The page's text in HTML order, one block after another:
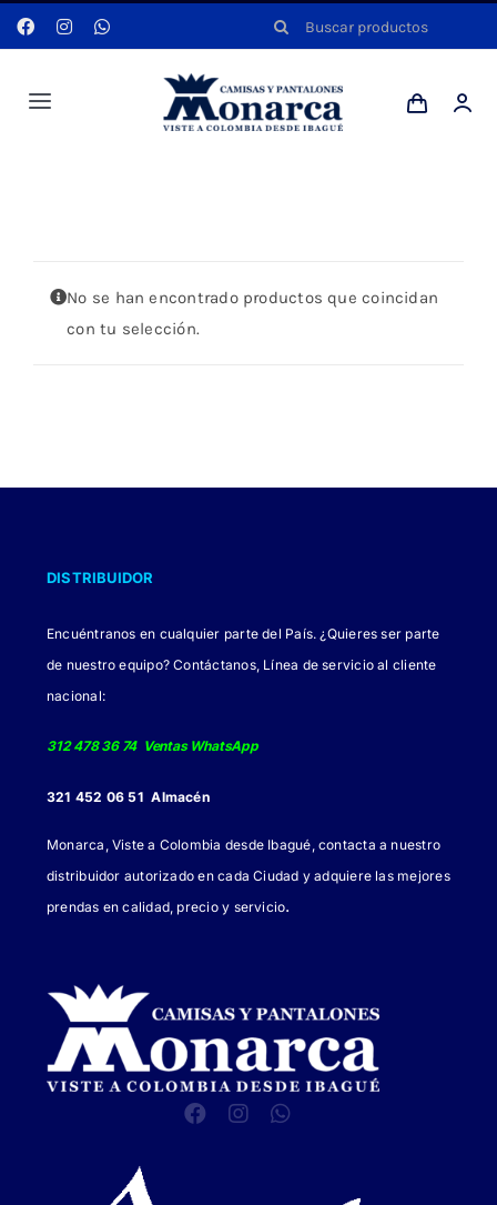
Saltar
al
Buscar:
Toggle
Dotaciones
No se han encontrado productos que coincidan
con tu selección.
DISTRIBUIDOR
Encuéntranos en cualquier parte del País. ¿Quieres ser parte
de nuestro equipo? Contáctanos, Línea de servicio al cliente
nacional:
312 478 36 74 Ventas WhatsApp
321 452 06 51 Almacén
Monarca, Viste a Colombia desde Ibagué, contacta a nuestro
distribuidor autorizado en cada Ciudad y adquiere las mejores
prendas en calidad, precio y servicio.